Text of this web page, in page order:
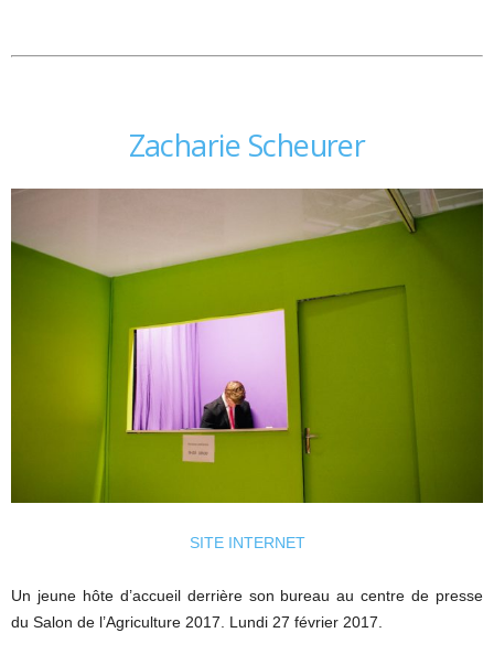
Zacharie Scheurer
SITE INTERNET
Un jeune hôte d’accueil derrière son bureau au centre de presse
du Salon de l’Agriculture 2017. Lundi 27 février 2017.